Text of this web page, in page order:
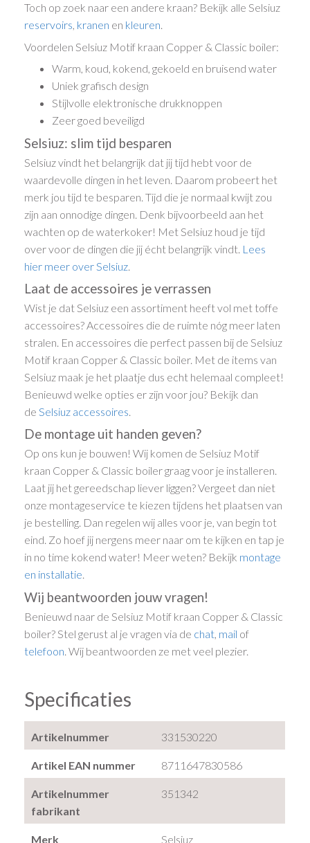
Toch op zoek naar een andere kraan? Bekijk alle Selsiuz
reservoirs, kranen en kleuren.
Voordelen Selsiuz Motif kraan Copper & Classic boiler:
Warm, koud, kokend, gekoeld en bruisend water
Uniek grafisch design
Stijlvolle elektronische drukknoppen
Zeer goed beveiligd
Selsiuz: slim tijd besparen
Selsiuz vindt het belangrijk dat jij tijd hebt voor de
waardevolle dingen in het leven. Daarom probeert het
merk jou tijd te besparen. Tijd die je normaal kwijt zou
zijn aan onnodige dingen. Denk bijvoorbeeld aan het
wachten op de waterkoker! Met Selsiuz houd je tijd
over voor de dingen die jij écht belangrijk vindt. Lees
hier meer over Selsiuz
Laat de accessoires je verrassen
Wist je dat Selsiuz een assortiment heeft vol met toffe
accessoires? Accessoires die de ruimte nóg meer laten
stralen. En accessoires die perfect passen bij de Selsiuz
Motif kraan Copper & Classic boiler. Met de items van
Selsiuz maak je het plaatje dus echt helemaal compleet!
Benieuwd welke opties er zijn voor jou? Bekijk dan
deSelsiuz accessoires.
De montage uit handen geven?
Op ons kun je bouwen! Wij komen de Selsiuz Motif
kraan Copper & Classic boiler graag voor je installeren.
Laat jij het gereedschap liever liggen? Vergeet dan niet
onze montageservice te kiezen tijdens het plaatsen van
je bestelling. Dan regelen wij alles voor je, van begin tot
eind. Zo hoef jij nergens meer naar om te kijken en tap je
in no time kokend water! Meer weten? Bekijk montage
en installatie.
Wij beantwoorden jouw vragen!
Benieuwd naar de Selsiuz Motif kraan Copper & Classic
boiler? Stel gerust al je vragen via de chat mail of
telefoon . Wij beantwoorden ze met veel plezier.
Specificaties
Artikelnummer 331530220
Artikel EAN nummer 8711647830586
Artikelnummer
fabrikant
351342
Merk Selsiuz